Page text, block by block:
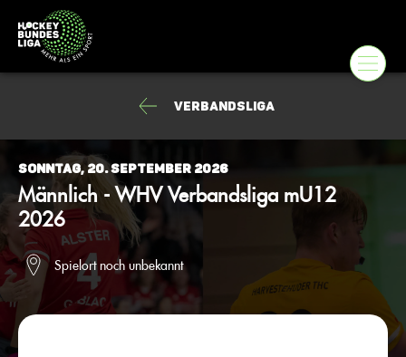
Verbandsliga
Sonntag, 20. September 2026
Männlich - WHV Verbandsliga mU12
2026
Spielort noch unbekannt